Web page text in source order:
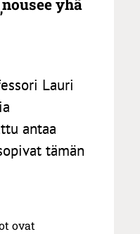
yhä
Lauri
antaa
tämän
ovat